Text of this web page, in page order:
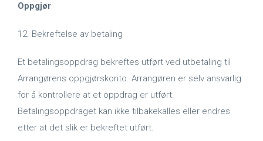
Oppgjør
12. Bekreftelse av betaling
Et betalingsoppdrag bekreftes utført ved utbetaling til
Arrangørens oppgjørskonto. Arrangøren er selv ansvarlig
for å kontrollere at et oppdrag er utført.
Betalingsoppdraget kan ikke tilbakekalles eller endres
etter at det slik er bekreftet utført.